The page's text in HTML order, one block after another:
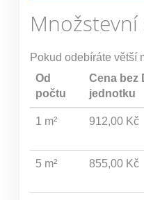
Množstevní
Pokud odebíráte větší
Od
počtu
Cena bez
jednotku
1 m² 912,00 Kč
5 m² 855,00 Kč